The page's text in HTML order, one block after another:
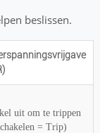
beslissen.
uit om te trippen
= Trip)